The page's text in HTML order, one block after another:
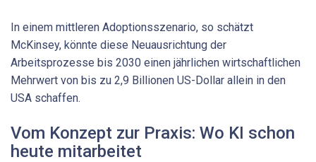
In einem mittleren Adoptionsszenario, so schätzt
McKinsey, könnte diese Neuausrichtung der
Arbeitsprozesse bis 2030 einen jährlichen wirtschaftlichen
Mehrwert von bis zu 2,9 Billionen US-Dollar allein in den
USA schaffen.
Vom Konzept zur Praxis: Wo KI schon
heute mitarbeitet